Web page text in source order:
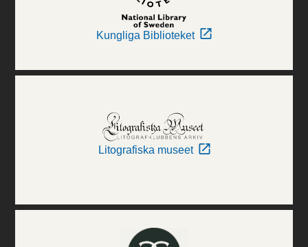
Kungliga Biblioteket
Litografiska museet